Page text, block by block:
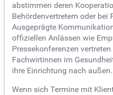
abstimmen deren
Behördenvertretern oder bei
Ausgeprägte
offiziellen Anlässen wie
Pressekonferenzen
Fachwirtinnen im
ihre Einrichtung nach außen.
Wenn sich Termine mit